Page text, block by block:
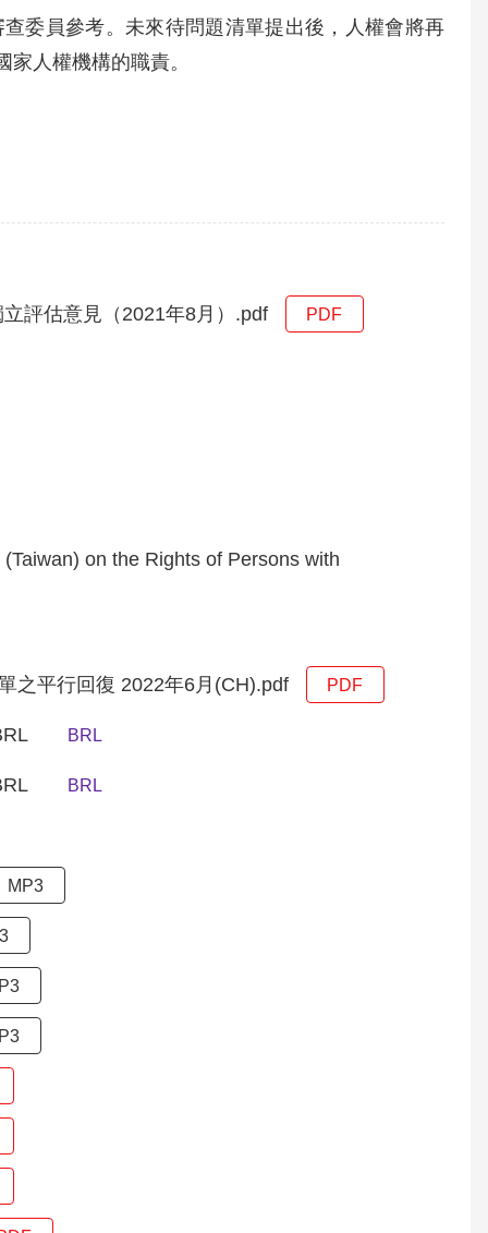
委員參考。未來待問題清單提出後，人權會將再
人權機構的職責。
評估意見（2021年8月）.pdf PDF
on the Rights of Persons with
之平行回復 2022年6月(CH).pdf PDF
BRL
BRL
MP3